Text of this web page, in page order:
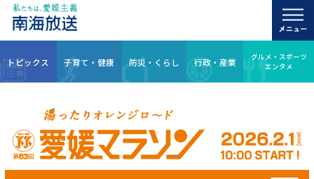
トピックス 子育て・健康 防災・くらし 行政・産業
グルメ・スポーツ
エンタメ